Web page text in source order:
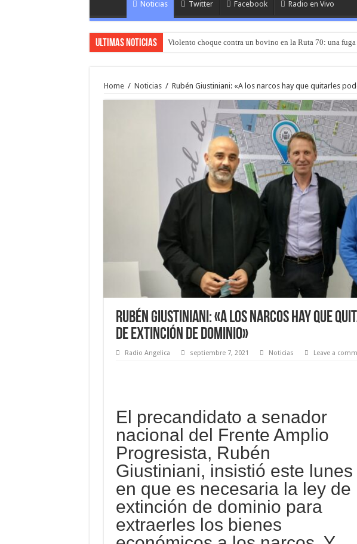
Noticias Twitter Facebook Radio en Vivo
Ultimas Noticias Violento choque contra un bovino en la Ruta 70: una
Home / Noticias / Rubén Giustiniani: «A los narcos hay que quitarles
Rubén Giustiniani: «A los narcos hay que
de extinción de dominio»
Radio Angelica septiembre 7, 2021 Noticias Leave a
El precandidato a senador
nacional del Frente Amplio
Progresista, Rubén
Giustiniani, insistió este lunes
en que es necesaria la ley de
extinción de dominio para
extraerles los bienes